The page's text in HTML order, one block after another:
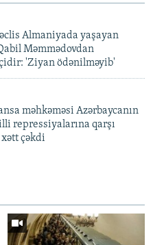
Almaniyada yaşayan
Məmmədovdan
'Ziyan ödənilməyib'
məhkəməsi Azərbaycanın
repressiyalarına qarşı
xətt çəkdi